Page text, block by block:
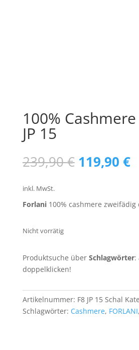
100%
JP 15
239,90€
Preis
119,90 €
inkl. MwSt.
Forlani100% cashmere zweifädig
Nicht vorrätig
Produktsuche über Schlagwörter:
doppelklicken!
Artikelnummer: F8 JP 15 Schal
Schlagwörter: Cashmere, FORLANI,